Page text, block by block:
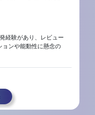
経験があり、レビュー
ョンや能動性に懸念の